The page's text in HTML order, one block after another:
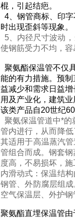
棍，引起结疤。
4、钢管商标、印
时出现歪斜等现象。
5、内径尺寸波动
使钢筋受力不均，容
聚氨酯保温管不仅
能的有力措施。预
益减少和需求日益
用及产业化，建筑
该类产品自20世纪
聚氨保温管道中*
管内进行，从而降
其适用于高温蒸汽
管组合而成。钢套
度高，不易损坏，
内滑动式：保温结
钢管、外防腐层组
空气保温层、外护
聚氨酯直埋保温管